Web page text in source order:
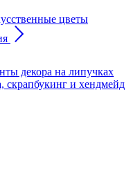
цветы
декора на липучках
скрапбукинг и хендмейд